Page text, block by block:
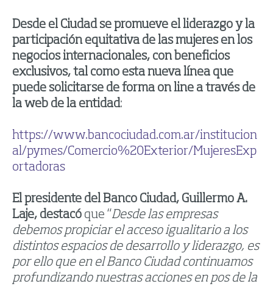
Desde el Ciudad se promueve el liderazgo y la
participación equitativa de las mujeres en los
negocios internacionales, con beneficios
exclusivos, tal como esta nueva línea que
puede solicitarse de forma on line a través de
la web de la entidad:
https://www.bancociudad.com.ar/institucion
al/pymes/Comercio%20Exterior/MujeresExp
ortadoras
El presidente del Banco Ciudad, Guillermo A.
Laje, destacó que “Desde las empresas
debemos propiciar el acceso igualitario a los
distintos espacios de desarrollo y liderazgo, es
por ello que en el Banco Ciudad continuamos
profundizando nuestras acciones en pos de la